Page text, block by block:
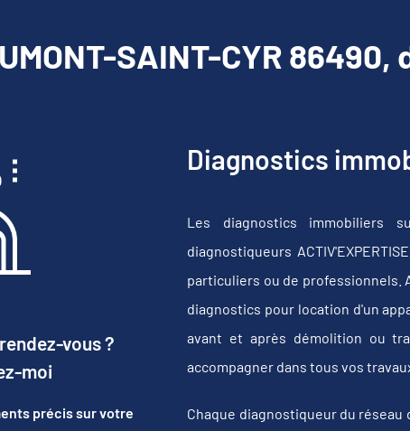
SAINT-CYR
vous ?
moi
précis sur votre
Diagnostics
Les diagnostics immobiliers
diagnostiqueurs
particuliers ou de professionnels.
diagnostics pour location d'un
avant et après démolition ou
accompagner dans tous vos
Chaque diagnostiqueur du